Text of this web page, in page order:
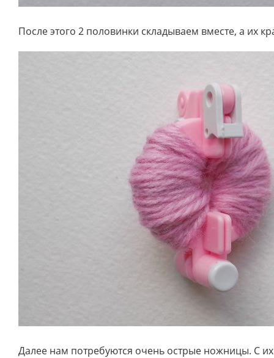
После этого 2 половинки складываем вместе, а их
Далее нам потребуются очень острые ножницы. С